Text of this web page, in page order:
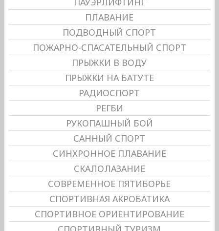
ПЛАВАНИЕ
ПОДВОДНЫЙ СПОРТ
ПОЖАРНО-СПАСАТЕЛЬНЫЙ СПОРТ
ПРЫЖКИ В ВОДУ
ПРЫЖКИ НА БАТУТЕ
РАДИОСПОРТ
РЕГБИ
РУКОПАШНЫЙ БОЙ
САННЫЙ СПОРТ
СИНХРОННОЕ ПЛАВАНИЕ
СКАЛОЛАЗАНИЕ
СОВРЕМЕННОЕ ПЯТИБОРЬЕ
СПОРТИВНАЯ АКРОБАТИКА
СПОРТИВНОЕ ОРИЕНТИРОВАНИЕ